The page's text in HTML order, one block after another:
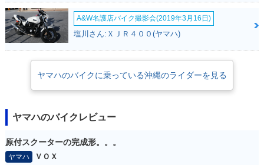
A&W名護店バイク撮影会(2019年3月16日)
塩川さん:ＸＪＲ４００(ヤマハ)
ヤマハのバイクに乗っている沖縄のライダーを見る
ヤマハのバイクレビュー
原付スクーターの完成形。。。
ヤマハ
ＶＯＸ